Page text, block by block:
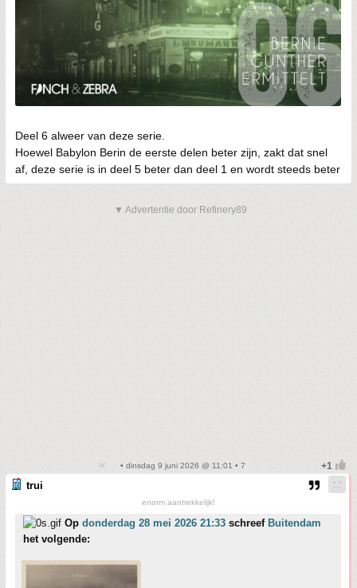
Deel 6 alweer van deze serie.
Hoewel Babylon Berin de eerste delen beter zijn, zakt dat snel
af, deze serie is in deel 5 beter dan deel 1 en wordt steeds beter
▼ Advertentie door Refinery89
• dinsdag 9 juni 2026 @ 11:01 • 7
trui
enorm aantrekkelijk!
Op donderdag 28 mei 2026 21:33 schreef Buitendam
het volgende: